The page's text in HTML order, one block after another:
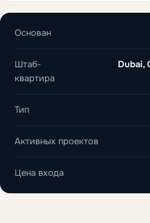
Основан
Штаб-
квартира
Dubai,
Тип
Активных проектов
Цена входа